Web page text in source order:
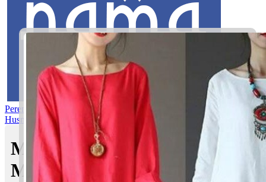
Perempuan Nama Pilihan Nama Gabungan Nama Rasul
Husna
Mom's Club
Maksud nama Ilyia Naila |
Maksud Nama dalam Islam